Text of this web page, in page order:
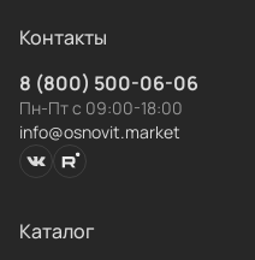
Контакты
8 (800) 500-06-06
Пн-Пт с 09:00-18:00
info@osnovit.market
Каталог